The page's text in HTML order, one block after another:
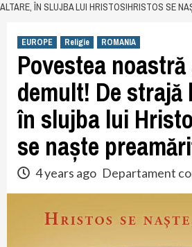
ALTARE, ÎN SLUJBA LUI HRISTOS!HRISTOS SE
EUROPE Religie ROMANIA
Povestea
demult! De strajă
în slujba lui
se naște
4 years ago Departament